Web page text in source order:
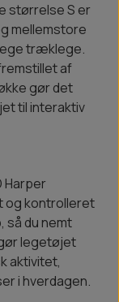
størrelse S er
mellemstore
træklege.
af
gør det
til interaktiv
Harper
og kontrolleret
så du nemt
legetøjet
aktivitet,
i hverdagen.